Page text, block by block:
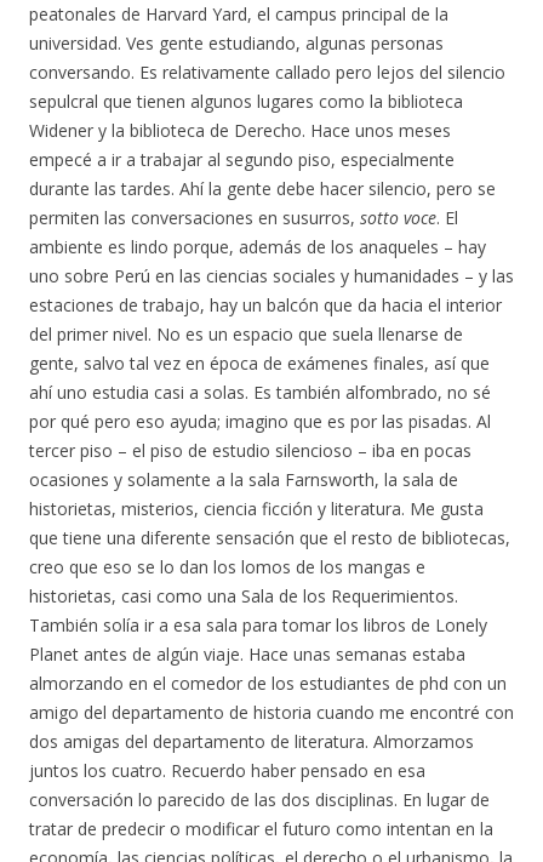
peatonales de Harvard Yard, el campus principal de la
universidad. Ves gente estudiando, algunas personas
conversando. Es relativamente callado pero lejos del silencio
sepulcral que tienen algunos lugares como la biblioteca
Widener y la biblioteca de Derecho. Hace unos meses
empecé a ir a trabajar al segundo piso, especialmente
durante las tardes. Ahí la gente debe hacer silencio, pero se
permiten las conversaciones en susurros, sotto voce. El
ambiente es lindo porque, además de los anaqueles – hay
uno sobre Perú en las ciencias sociales y humanidades – y las
estaciones de trabajo, hay un balcón que da hacia el interior
del primer nivel. No es un espacio que suela llenarse de
gente, salvo tal vez en época de exámenes finales, así que
ahí uno estudia casi a solas. Es también alfombrado, no sé
por qué pero eso ayuda; imagino que es por las pisadas. Al
tercer piso – el piso de estudio silencioso – iba en pocas
ocasiones y solamente a la sala Farnsworth, la sala de
historietas, misterios, ciencia ficción y literatura. Me gusta
que tiene una diferente sensación que el resto de bibliotecas,
creo que eso se lo dan los lomos de los mangas e
historietas, casi como una Sala de los Requerimientos.
También solía ir a esa sala para tomar los libros de Lonely
Planet antes de algún viaje. Hace unas semanas estaba
almorzando en el comedor de los estudiantes de phd con un
amigo del departamento de historia cuando me encontré con
dos amigas del departamento de literatura. Almorzamos
juntos los cuatro. Recuerdo haber pensado en esa
conversación lo parecido de las dos disciplinas. En lugar de
tratar de predecir o modificar el futuro como intentan en la